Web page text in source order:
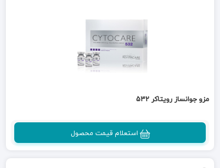
مزو جوانساز رویتاکر 532
استعلام قیمت محصول